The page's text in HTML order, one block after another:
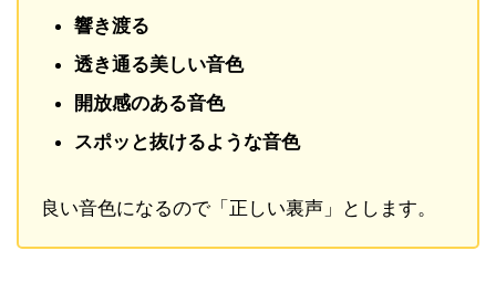
響き渡る
透き通る美しい音色
開放感のある音色
スポッと抜けるような音色
良い音色になるので「正しい裏声」とします。